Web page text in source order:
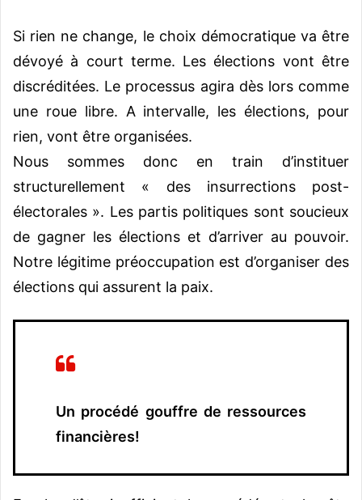
Si rien ne change, le choix démocratique va être
dévoyé à court terme. Les élections vont être
discréditées. Le processus agira dès lors comme
une roue libre. A intervalle, les élections, pour
rien, vont être organisées.
Nous sommes donc en train d’instituer
structurellement « des insurrections post-
électorales ». Les partis politiques sont soucieux
de gagner les élections et d’arriver au pouvoir.
Notre légitime préoccupation est d’organiser des
élections qui assurent la paix.
Un procédé gouffre de ressources
financières!